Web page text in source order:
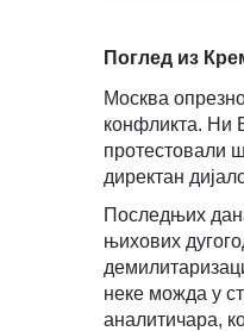
Поглед из
Москва
конфликта. Ни
протестовали
директан
Последњих
њихових
неке можда у
аналитичара,